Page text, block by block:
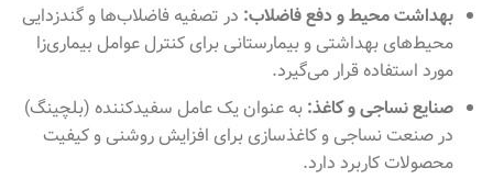
بهداشت محیط و دفع فاضلاب: در تصفیه فاضلاب‌ها و گندزدایی
محیط‌های بهداشتی و بیمارستانی برای کنترل عوامل بیماری‌زا
مورد استفاده قرار می‌گیرد.
صنایع نساجی و کاغذ: به عنوان یک عامل سفیدکننده (بلچینگ)
در صنعت نساجی و کاغذسازی برای افزایش روشنی و کیفیت
محصولات کاربرد دارد.